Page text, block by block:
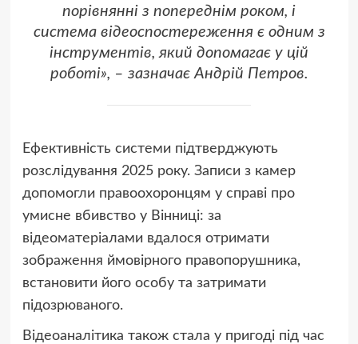
порівнянні з попереднім роком, і
система відеоспостереження є одним з
інструментів, який допомагає у цій
роботі», – зазначає Андрій Петров.
Ефективність системи підтверджують
розслідування 2025 року. Записи з камер
допомогли правоохоронцям у справі про
умисне вбивство у Вінниці: за
відеоматеріалами вдалося отримати
зображення ймовірного правопорушника,
встановити його особу та затримати
підозрюваного.
Відеоаналітика також стала у пригоді під час